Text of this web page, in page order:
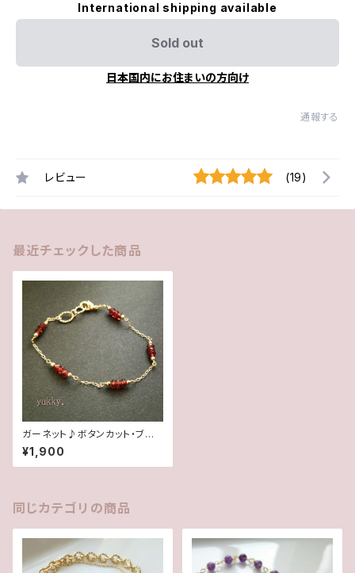
International shipping available
Sold out
日本国内にお住まいの方向け
通報する
レビュー (19)
最近チェックした商品
ガーネット♪ボタンカット・ブレ
スレット
¥1,900
同じカテゴリの商品